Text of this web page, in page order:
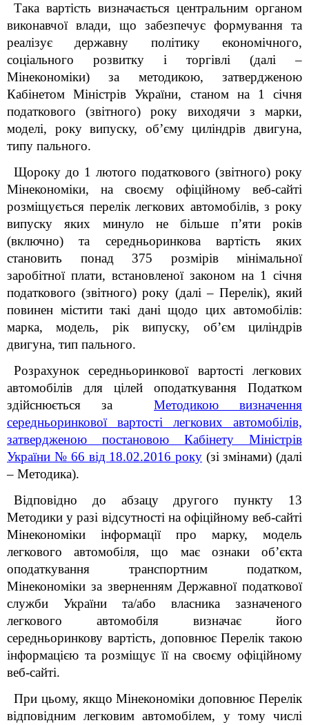
Така вартість визначається центральним органом
виконавчої влади, що забезпечує формування та
реалізує державну політику економічного,
соціального розвитку і торгівлі (далі –
Мінекономіки) за методикою, затвердженою
Кабінетом Міністрів України, станом на 1 січня
податкового (звітного) року виходячи з марки,
моделі, року випуску, об’єму циліндрів двигуна,
типу пального.
Щороку до 1 лютого податкового (звітного) року
Мінекономіки, на своєму офіційному веб-сайті
розміщується перелік легкових автомобілів, з року
випуску яких минуло не більше п’яти років
(включно) та середньоринкова вартість яких
становить понад 375 розмірів мінімальної
заробітної плати, встановленої законом на 1 січня
податкового (звітного) року (далі – Перелік), який
повинен містити такі дані щодо цих автомобілів:
марка, модель, рік випуску, об’єм циліндрів
двигуна, тип пального.
Розрахунок середньоринкової вартості легкових
автомобілів для цілей оподаткування Податком
здійснюється за Методикою визначення
середньоринкової вартості легкових автомобілів,
затвердженою постановою Кабінету Міністрів
України № 66 від 18.02.2016 року (зі змінами) (далі
– Методика).
Відповідно до абзацу другого пункту 13
Методики у разі відсутності на офіційному веб-сайті
Мінекономіки інформації про марку, модель
легкового автомобіля, що має ознаки об’єкта
оподаткування транспортним податком,
Мінекономіки за зверненням Державної податкової
служби України та/або власника зазначеного
легкового автомобіля визначає його
середньоринкову вартість, доповнює Перелік такою
інформацією та розміщує її на своєму офіційному
веб-сайті.
При цьому, якщо Мінекономіки доповнює Перелік
відповідним легковим автомобілем, у тому числі